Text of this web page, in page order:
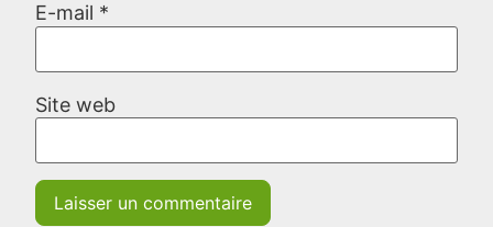
E-mail *
Site web